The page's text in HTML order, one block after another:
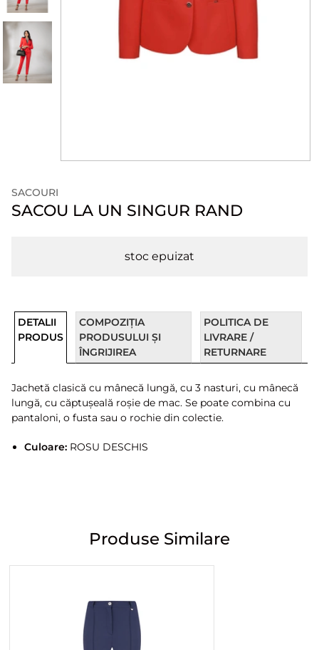
SACOURI
SACOU LA UN SINGUR RAND
stoc epuizat
DETALII
PRODUS
COMPOZIȚIA
PRODUSULUI ȘI
ÎNGRIJIREA
POLITICA DE
LIVRARE /
RETURNARE
Jachetă clasică cu mânecă lungă, cu 3 nasturi, cu mânecă
lungă, cu căptușeală roșie de mac. Se poate combina cu
pantaloni, o fusta sau o rochie din colectie.
Culoare:ROSU DESCHIS
Produse Similare